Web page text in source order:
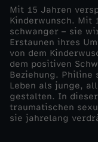
r
w
u
n
s
Mit 15 Jahren
Kinderwunsch. Mit
schwanger – sie
Erstaunen ihres
von dem
dem positiven
Beziehung. Philine
Leben als junge,
gestalten. In
traumatischen
sie jahrelang